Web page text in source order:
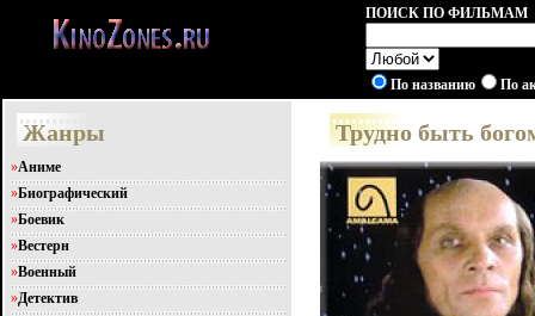
ПОИСК ПО ФИЛЬМАМ
По названию По
Жанры
»Аниме
»Биографический
»Боевик
»Вестерн
»Военный
»Детектив
Трудно быть